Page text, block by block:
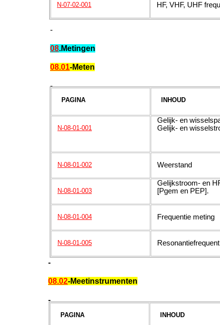
N-07-02-001 HF, VHF, UHF
-
08.Metingen
08.01-Meten
-
PAGINA INHOUD
N-08-01-001
Gelijk- en
Gelijk- en
N-08-01-002 Weerstand
N-08-01-003
Gelijkstroom- en
[Pgem en PEP].
N-08-01-004 Frequentie meting
N-08-01-005
-
08.02-Meetinstrumenten
-
PAGINA INHOUD